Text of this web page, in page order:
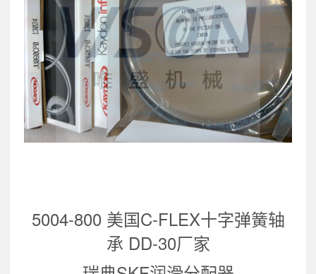
5004-800 美国C-FLEX十字弹簧轴
承 DD-30厂家